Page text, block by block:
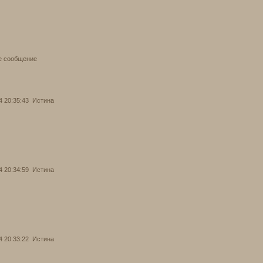
сообщение
20:35:43 Истина
20:34:59 Истина
20:33:22 Истина